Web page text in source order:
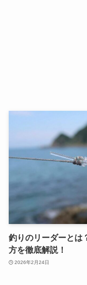
釣りのリーダーとは
方を徹底解説！
2026年2月24日